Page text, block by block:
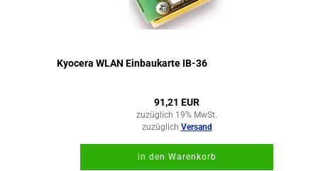
Kyocera WLAN Einbaukarte IB-36
91,21 EUR
zuzüglich 19% MwSt.
zuzüglich Versand
in den Warenkorb